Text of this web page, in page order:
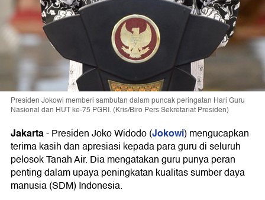
Presiden Jokowi memberi sambutan dalam puncak peringatan Hari Guru
Nasional dan HUT ke-75 PGRI. (Kris/Biro Pers Sekretariat Presiden)
Jakarta-Presiden Joko Widodo (Jokowi) mengucapkan
terima kasih dan apresiasi kepada para guru di seluruh
pelosok Tanah Air. Dia mengatakan guru punya peran
penting dalam upaya peningkatan kualitas sumber daya
manusia (SDM) Indonesia.